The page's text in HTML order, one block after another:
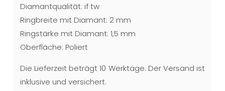
Diamantqualität: if tw
Ringbreite mit Diamant: 2 mm
Ringstärke mit Diamant: 1,5 mm
Oberfläche: Poliert
Die Lieferzeit beträgt 10 Werktage. Der Versand ist
inklusive und versichert.